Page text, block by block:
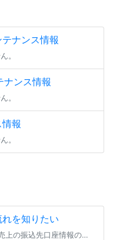
テナンス情報
。
ナンス情報
。
報
。
を知りたい
身分証提出について 身分証提出方法 売上の振込先口座情報の登録（または編集） よくあるご質問 身分証提出について ファンティアにてファンクラブを開設する場合、 全年齢・成人向けを問わず全てのファンクラブにて身分証の提出が […]